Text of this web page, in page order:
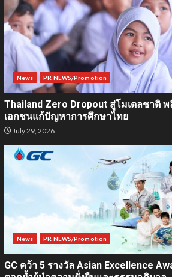
News PR NEWS/Promotion
Thailand Zero Dropout สู่โมเดลชาติ
เอกชนแก้ปัญหาการศึกษาไทย
July 29, 2026
News PR NEWS/Promotion
GC คว้า 5 รางวัล Asian Excellence